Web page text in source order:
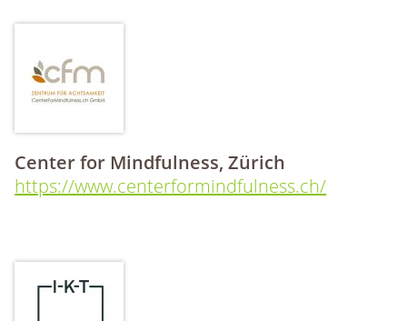
Center for Mindfulness, Zürich
https://www.centerformindfulness.ch/